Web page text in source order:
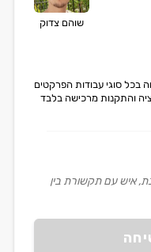
שוהם צדוק
סוגי עבודות הפרקטים
והתקנות מרכישה בלבד
איש עם תקשורת בין